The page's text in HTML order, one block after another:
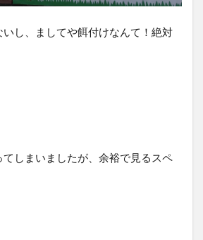
いし、ましてや餌付けなんて！絶対
しまいましたが、余裕で見るスペ